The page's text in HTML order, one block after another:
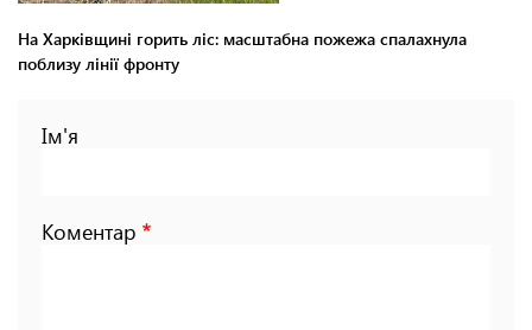
На Харківщині горить ліс: масштабна пожежа спалахнула
поблизу лінії фронту
Ім'я
Коментар